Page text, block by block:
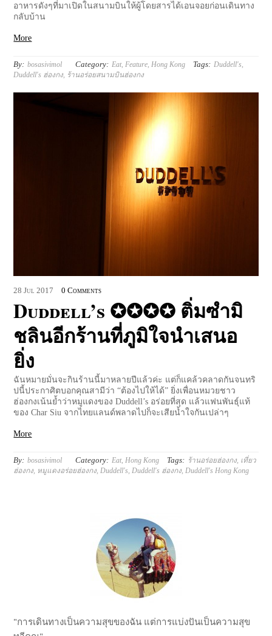
อาหารดังๆที่มาเปิดในสนามบินให้ผู้โดยสารได้เอนจอยก่อนเดินทาง
กลับบ้าน
More
By: bosasivimol Category: Eat, Feature Hong Kong Tags: Duddell's
Duddell's ฮ่องกง, ร้านอร่อยสนามบินฮ่องกง
28 Jul 2017 0 Comments
Duddell’s ✪✪✪✪ ติ่มซำมิ
ชลินอีกร้านที่ภูมิใจนำเสนอ
ยิ่ง
ฉันหมายมั่นจะกินร้านนี้มาหลายปีแล้วค่ะ แต่ก็แคล้วคลาดกันจนทริ
ปนี้ประกาศิตบอกคุณสามีว่า “ต้องไปให้ได้” ยิ่งเพื่อนหมวยชาว
ฮ่องกงเน้นย้ำว่าหมูแดงของ Duddell’s อร่อยที่สุด แล้วแฟนพันธุ์แท้
ของ Char Siu จากไทยแลนด์พลาดไปก็จะเสียน้ำใจกันเปล่าๆ
More
By: bosasivimol Category: Eat,Hong Kong Tags: ร้านอร่อยฮ่องกง, เที่ยว
ฮ่องกง, หมูแดงอร่อยฮ่องกง,Duddell's,Duddell's ฮ่องกง,Duddell's Hong Kong
"การเดินทางเป็นความสุขของฉัน แต่การแบ่งปันเป็นความสุข